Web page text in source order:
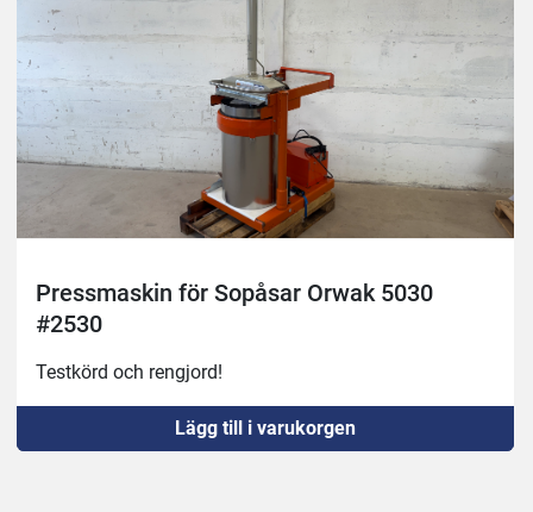
Pressmaskin för Sopåsar Orwak 5030
#2530
Testkörd och rengjord!
Lägg till i varukorgen